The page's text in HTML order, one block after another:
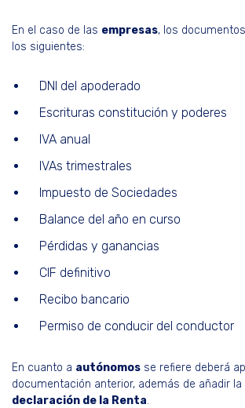
En el caso de las empresas, los
los siguientes:
DNI del apoderado
Escrituras constitución y poderes
IVA anual
IVAs trimestrales
Impuesto de Sociedades
Balance del año en curso
Pérdidas y ganancias
CIF definitivo
Recibo bancario
Permiso de conducir del conductor
En cuanto a autónomos se refiere deberá
documentación anterior, además de añadir la
declaración de la Renta.